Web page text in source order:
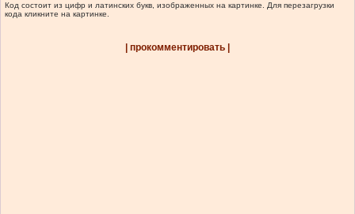
Код состоит из цифр и латинских букв, изображенных на картинке. Для перезагрузки
кода кликните на картинке.
| прокомментировать |